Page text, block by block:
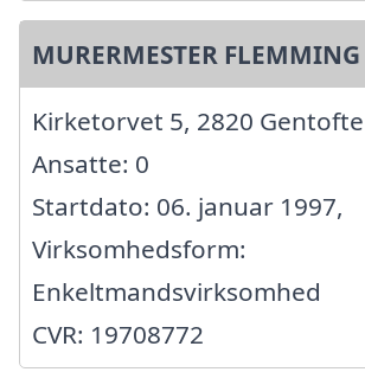
MURERMESTER
Kirketorvet 5, 2820 Gentofte
Ansatte: 0
Startdato: 06. januar 1997,
Virksomhedsform:
Enkeltmandsvirksomhed
CVR: 19708772